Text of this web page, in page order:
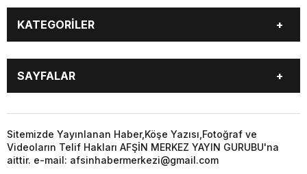
KATEGORİLER
EĞİTİM
EKONOMİ
GÜNCEL
SİYASET
YEREL HABERLER
KÜNYE
…
3. SAYFA
KÜLTÜR
SAYFALAR
GÜNCEL
ÖZEL HABER
SİYASET
YEREL HABERLER
KÜNYE
…
Sitemizde Yayınlanan Haber,Köşe Yazısı,Fotoğraf ve
Videoların Telif Hakları AFŞİN MERKEZ YAYIN GURUBU'na
aittir. e-mail: afsinhabermerkezi@gmail.com